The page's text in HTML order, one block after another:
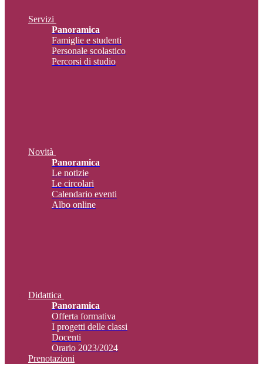
Servizi
Panoramica
Famiglie e studenti
Personale scolastico
Percorsi di studio
Novità
Panoramica
Le notizie
Le circolari
Calendario eventi
Albo online
Didattica
Panoramica
Offerta formativa
I progetti delle classi
Docenti
Orario 2023/2024
Prenotazioni